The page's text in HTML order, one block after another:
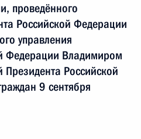
проведённого
Российской Федерации
управления
Федерации Владимиром
Российской
9 сентября